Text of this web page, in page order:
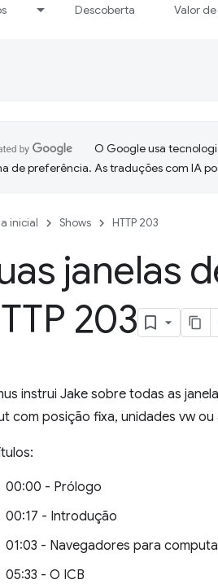
Descoberta Valor
O Google usa
de preferência. As traduções com IA
inicial Shows HTTP 203
janelas
203
instrui Jake sobre todas as
com posição fixa, unidades vw
00:00 - Prólogo
00:17 - Introdução
01:03 - Navegadores para
05:33 - O ICB